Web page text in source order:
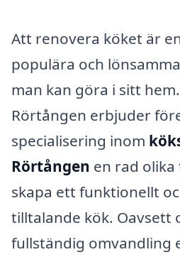
Att renovera köket är
populära och
man kan göra i sitt
Rörtången erbjuder
specialisering inom
Rörtången en rad
skapa ett funktionellt
tilltalande kök. Oavsett
fullständig omvandling